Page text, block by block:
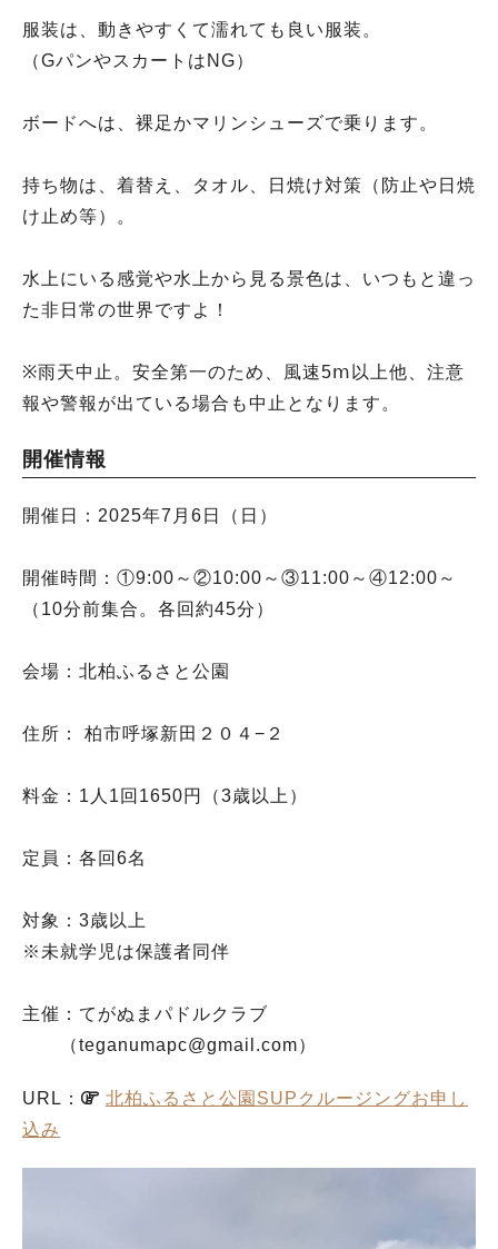
服装は、動きやすくて濡れても良い服装。
（GパンやスカートはNG）
ボードへは、裸足かマリンシューズで乗ります。
持ち物は、着替え、タオル、日焼け対策（防止や日焼
け止め等）。
水上にいる感覚や水上から見る景色は、いつもと違っ
た非日常の世界ですよ！
※雨天中止。安全第一のため、風速5ⅿ以上他、注意
報や警報が出ている場合も中止となります。
開催情報
開催日：2025年7月6日（日）
開催時間：①9:00～②10:00～③11:00～④12:00～
（10分前集合。各回約45分）
会場：北柏ふるさと公園
住所： 柏市呼塚新田２０４−２
料金：1人1回1650円（3歳以上）
定員：各回6名
対象：3歳以上
※未就学児は保護者同伴
主催：てがぬまパドルクラブ
（teganumapc@gmail.com）
URL：
北柏ふるさと公園SUPクルージングお申し
込み